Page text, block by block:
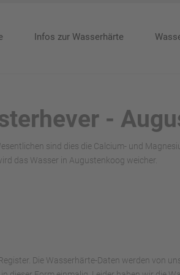
Infos zur Wasserhärte
-
sind dies die Calcium- und
das Wasser in Augustenkoog weicher.
Die Wasserhärte-Daten werden von